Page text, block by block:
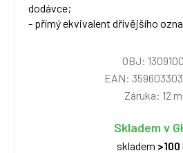
dodávce;
- přímý ekvivalent dřívějšího
OBJ:
EAN:
Záruka: 12
Skladem v
skladem >100